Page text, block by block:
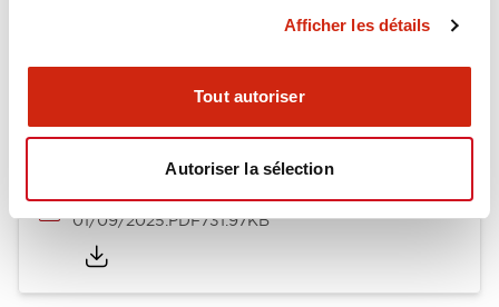
Afficher les détails
Tout autoriser
Autoriser la sélection
Catalogues Et Brochures
LW Catalog
01/09/2025.PDF731.97KB